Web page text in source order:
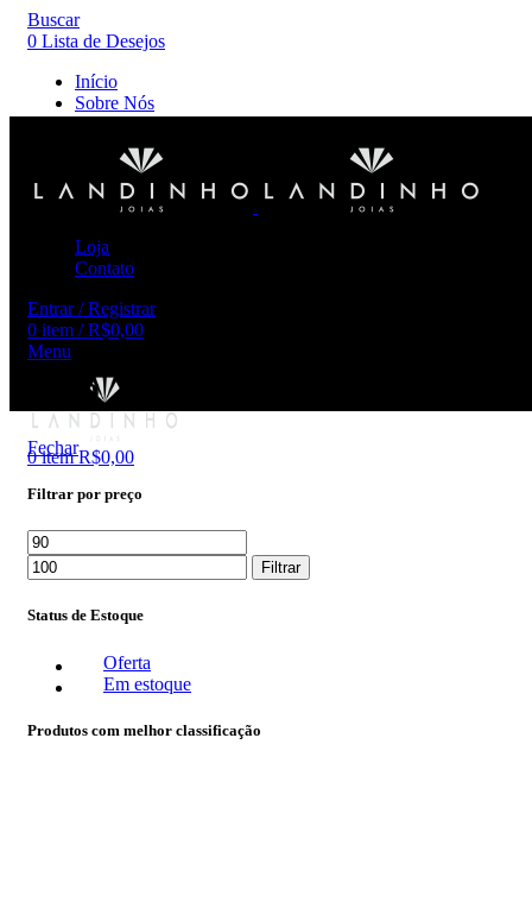
Buscar
0 Lista de Desejos
Início
Sobre Nós
Loja
Contato
Entrar / Registrar
0 item / R$0,00
Menu
0item R$0,00
anjo
Fechar
Filtrar por preço
Filtrar
Status de Estoque
Oferta
Em estoque
Produtos com melhor classificação